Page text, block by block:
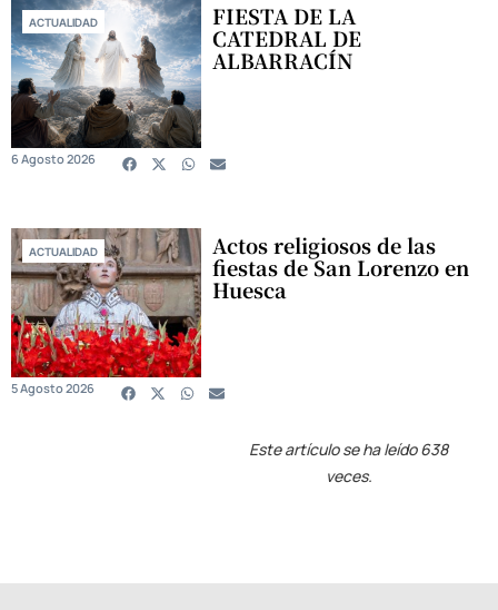
ACTUALIDAD FIESTA DE LA
CATEDRAL DE
ALBARRACÍN
6 Agosto 2026
ACTUALIDAD Actos religiosos de las
fiestas de San Lorenzo en
Huesca
5 Agosto 2026
Este artículo se ha leído 638
veces.